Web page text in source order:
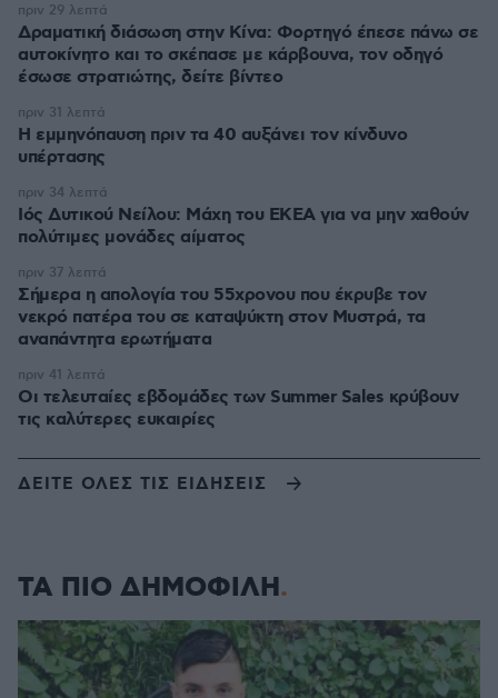
Δραματική διάσωση στην Κίνα: Φορτηγό έπεσε πάνω σε
αυτοκίνητο και το σκέπασε με κάρβουνα, τον οδηγό
έσωσε στρατιώτης, δείτε βίντεο
πριν 29 λεπτά
Η εμμηνόπαυση πριν τα 40 αυξάνει τον κίνδυνο
υπέρτασης
πριν 31 λεπτά
Ιός Δυτικού Νείλου: Μάχη του ΕΚΕΑ για να μην χαθούν
πολύτιμες μονάδες αίματος
πριν 34 λεπτά
Σήμερα η απολογία του 55χρονου που έκρυβε τον
νεκρό πατέρα του σε καταψύκτη στον Μυστρά, τα
αναπάντητα ερωτήματα
πριν 37 λεπτά
Οι τελευταίες εβδομάδες των Summer Sales κρύβουν
τις καλύτερες ευκαιρίες
πριν 41 λεπτά
ΔΕΙΤΕ ΟΛΕΣ ΤΙΣ ΕΙΔΗΣΕΙΣ
ΤΑ ΠΙΟ ΔΗΜΟΦΙΛΗ